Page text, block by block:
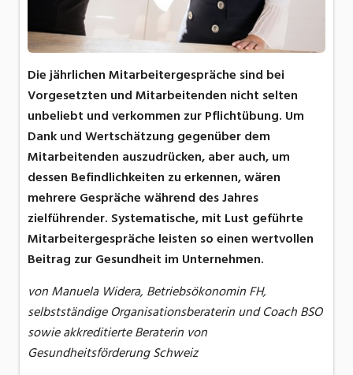
Die jährlichen Mitarbeitergespräche sind bei
Vorgesetzten und Mitarbeitenden nicht selten
unbeliebt und verkommen zur Pflichtübung. Um
Dank und Wertschätzung gegenüber dem
Mitarbeitenden auszudrücken, aber auch, um
dessen Befindlichkeiten zu erkennen, wären
mehrere Gespräche während des Jahres
zielführender. Systematische, mit Lust geführte
Mitarbeitergespräche leisten so einen wertvollen
Beitrag zur Gesundheit im Unternehmen.
von Manuela Widera, Betriebsökonomin FH,
selbstständige Organisationsberaterin und Coach BSO
sowie akkreditierte Beraterin von
Gesundheitsförderung Schweiz